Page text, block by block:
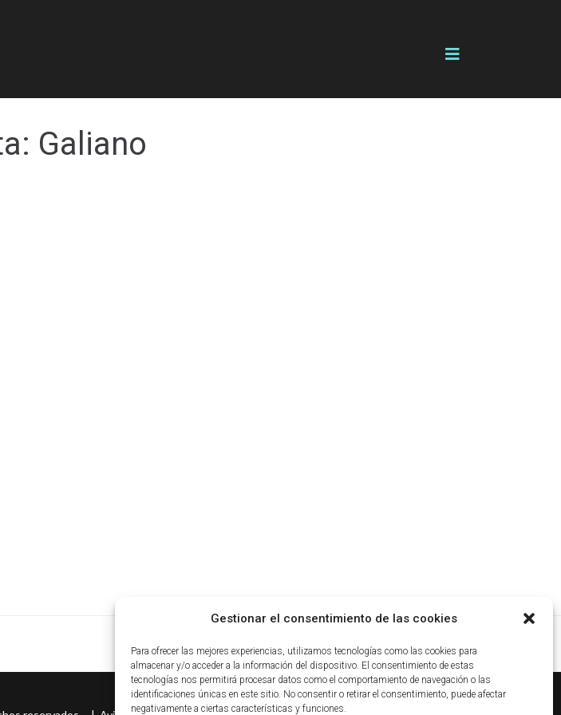
Gestionar el consentimiento de las cookies
Para ofrecer las mejores experiencias, utilizamos tecnologías como las cookies para
almacenar y/o acceder a la información del dispositivo. El consentimiento de estas
tecnologías nos permitirá procesar datos como el comportamiento de navegación o las
identificaciones únicas en este sitio. No consentir o retirar el consentimiento, puede afectar
negativamente a ciertas características y funciones.
Galiano